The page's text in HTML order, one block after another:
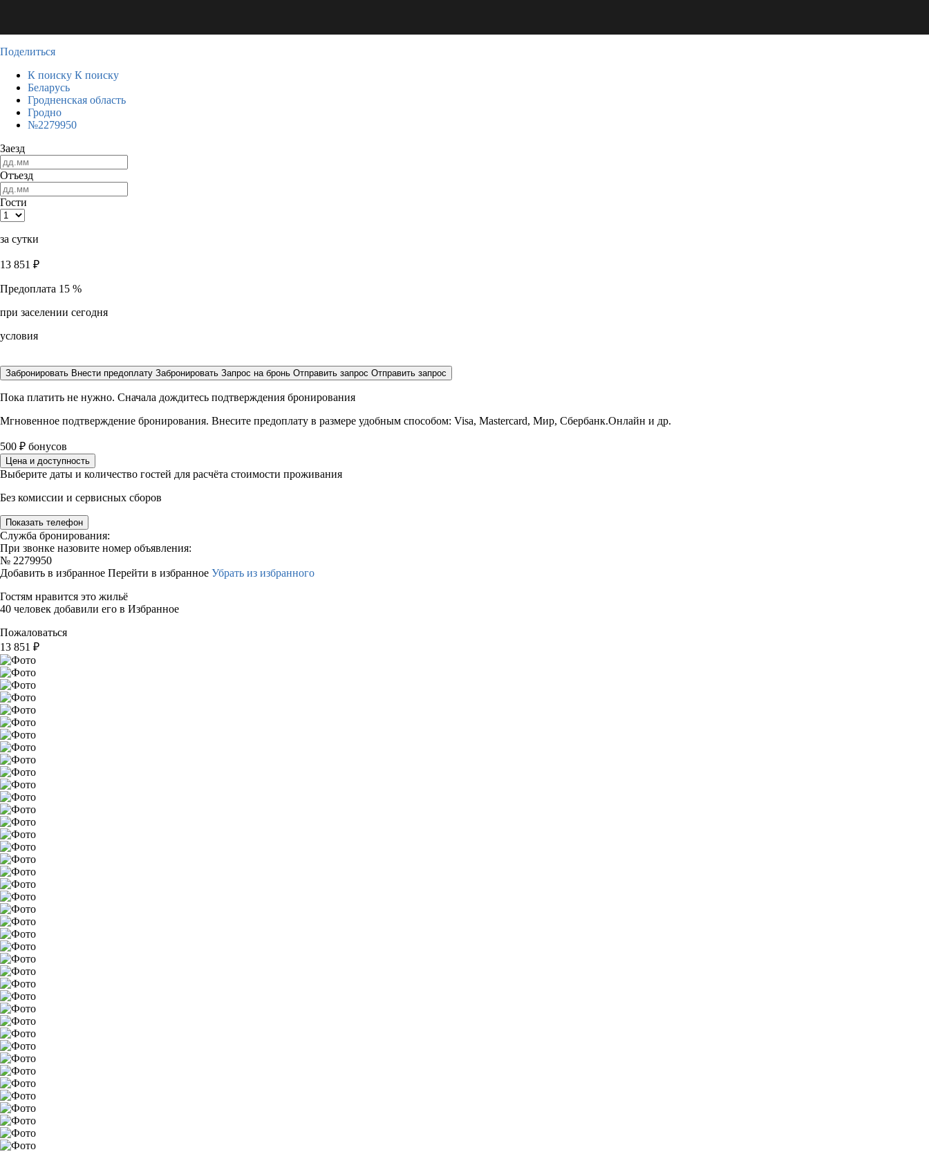
Поделиться
К поиску К поиску
Беларусь
Гродненская область
Гродно
№2279950
Заезд
Отъезд
Гости
за сутки
13 851 ₽
Предоплата 15 %
при заселении сегодня
условия
Забронировать Внести предоплату Забронировать Запрос на бронь Отправить запрос Отправить запрос
Пока платить не нужно. Сначала дождитесь подтверждения бронирования
Мгновенное подтверждение бронирования. Внесите предоплату в размере удобным способом: Visa, Mastercard, Мир, Сбербанк.Онлайн и др.
500 ₽ бонусов
Цена и доступность
Выберите даты и количество гостей для расчёта стоимости проживания
Без комиссии и сервисных сборов
Показать телефон
Служба бронирования:
При звонке назовите номер объявления:
№ 2279950
Добавить в избранное Перейти в избранное Убрать из избранного
Гостям нравится это жильё
40 человек добавили его в Избранное
Пожаловаться
13 851 ₽